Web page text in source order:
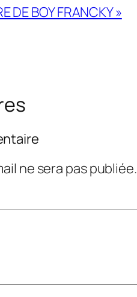
DE BOY FRANCKY »
ne sera pas publiée.